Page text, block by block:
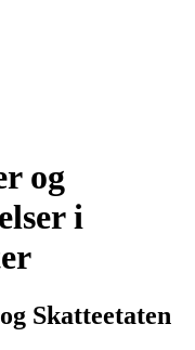
og
i
Skatteetaten